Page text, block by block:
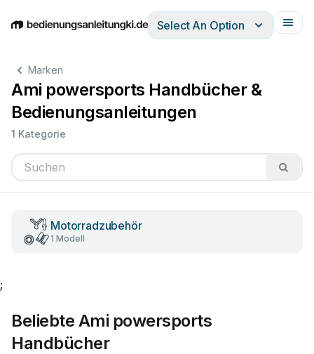
EnglishDeutschEspañolItalianoFrançais
Select An Option
Marken
Ami powersports Handbücher &
Bedienungsanleitungen
1 Kategorie
Motorradzubehör
1 Modell
;
Beliebte Ami powersports
Handbücher